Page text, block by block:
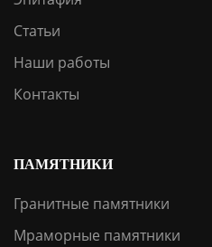
Статьи
Наши работы
Контакты
ПАМЯТНИКИ
Гранитные памятники
Мраморные памятники